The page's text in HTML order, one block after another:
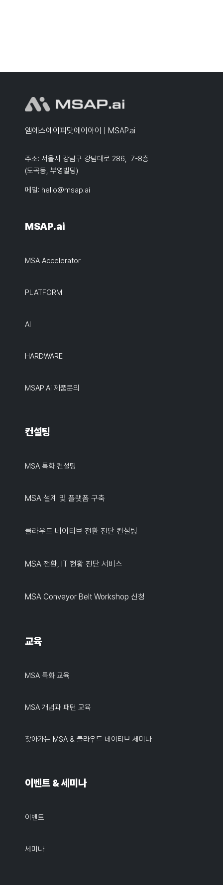
엠에스에이피닷에이아이 | MSAP.ai
주소: 서울시 강남구 강남대로 286, 7-8층
(도곡동, 부영빌딩)
메일: hello@msap.ai
MSAP.ai
MSA Accelerator
PLATFORM
AI
HARDWARE
MSAP.ai 제품문의
컨설팅
MSA 특화 컨설팅
MSA 설계 및 플랫폼 구축
클라우드 네이티브 전환 진단 컨설팅
MSA 전환, IT 현황 진단 서비스
MSA Conveyor Belt Workshop 신청
교육
MSA 특화 교육
MSA 개념과 패턴 교육
찾아가는 MSA & 클라우드 네이티브 세미나
이벤트 & 세미나
이벤트
세미나